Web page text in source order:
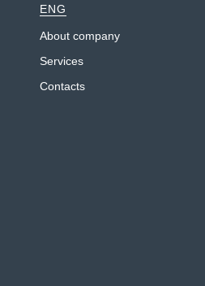
ENG
About company
Services
Contacts